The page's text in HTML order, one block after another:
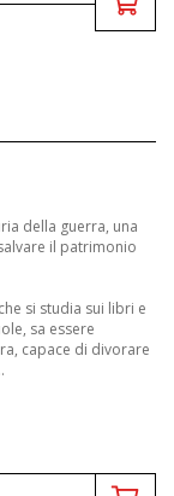
della guerra, una
il patrimonio
si studia sui libri e
sa essere
capace di divorare